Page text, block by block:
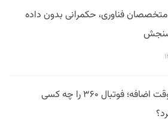
فناوری، حکمرانی بدون داده
فیلتر در وقت اضافه؛ فوتبال ۳۶۰ را چه کسی